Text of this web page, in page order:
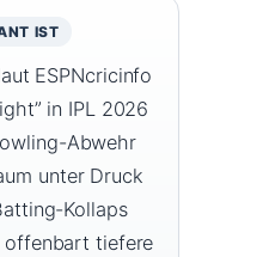
IST
ESPNcricinfo
in IPL 2026
Abwehr
unter Druck
Kollaps
offenbart tiefere